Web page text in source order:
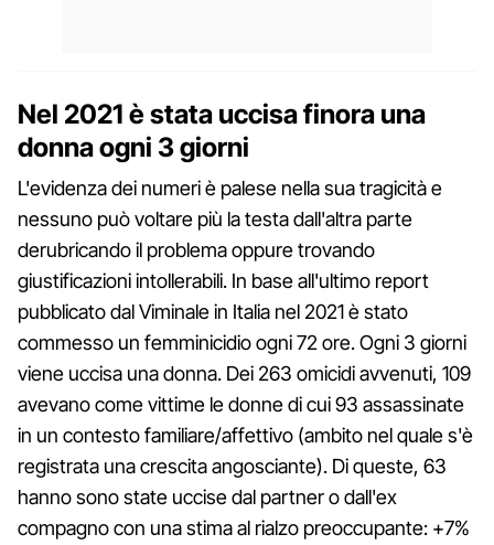
Nel 2021 è stata uccisa finora una
donna ogni 3 giorni
L'evidenza dei numeri è palese nella sua tragicità e
nessuno può voltare più la testa dall'altra parte
derubricando il problema oppure trovando
giustificazioni intollerabili. In base all'ultimo report
pubblicato dal Viminale in Italia nel 2021 è stato
commesso un femminicidio ogni 72 ore. Ogni 3 giorni
viene uccisa una donna. Dei 263 omicidi avvenuti, 109
avevano come vittime le donne di cui 93 assassinate
in un contesto familiare/affettivo (ambito nel quale s'è
registrata una crescita angosciante). Di queste, 63
hanno sono state uccise dal partner o dall'ex
compagno con una stima al rialzo preoccupante: +7%